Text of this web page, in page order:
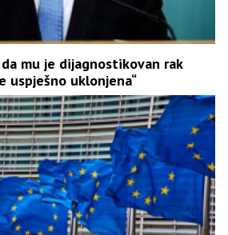
mu je dijagnostikovan rak
uspješno uklonjena“